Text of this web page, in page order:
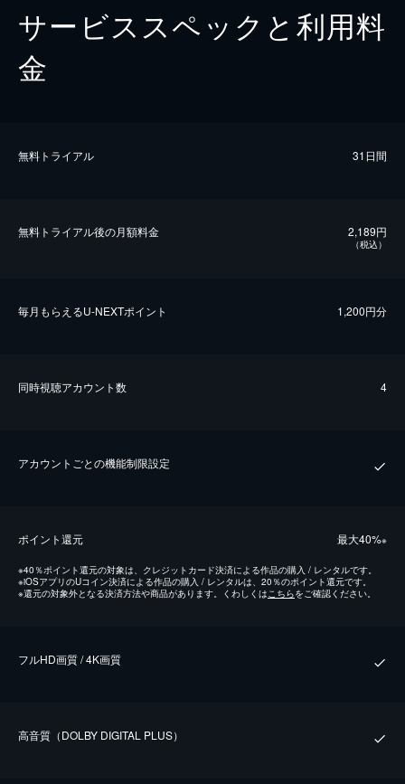
サービススペックと利用料
金
無料トライアル 31日間
無料トライアル後の⽉額料金 2,189円
（税込）
毎⽉もらえるU-NEXTポイント 1,200円分
同時視聴アカウント数 4
アカウントごとの機能制限設定
ポイント還元 最⼤40%※
※40％ポイント還元の対象は、クレジットカード決済による作品の購入 / レンタルです。
※iOSアプリのUコイン決済による作品の購入 / レンタルは、20％のポイント還元です。
※還元の対象外となる決済方法や商品があります。くわしくはこちらをご確認ください。
フルHD画質 / 4K画質
⾼⾳質（DOLBY DIGITAL PLUS）